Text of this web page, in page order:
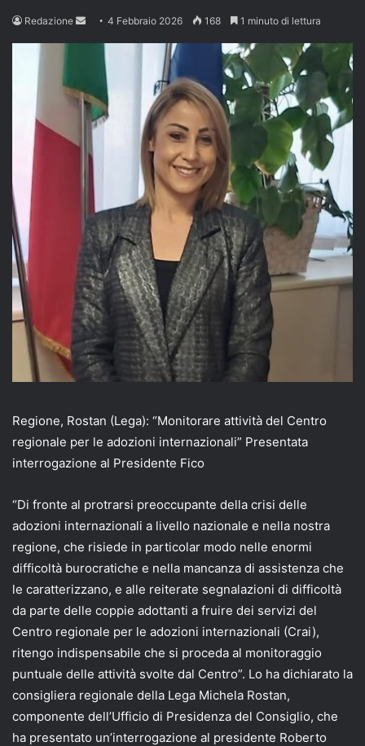
Redazione
Send
email
4 Febbraio 2026 168 1 minuto di lettura
Regione, Rostan (Lega): “Monitorare attività del Centro
regionale per le adozioni internazionali” Presentata
interrogazione al Presidente Fico
“Di fronte al protrarsi preoccupante della crisi delle
adozioni internazionali a livello nazionale e nella nostra
regione, che risiede in particolar modo nelle enormi
difficoltà burocratiche e nella mancanza di assistenza che
le caratterizzano, e alle reiterate segnalazioni di difficoltà
da parte delle coppie adottanti a fruire dei servizi del
Centro regionale per le adozioni internazionali (Crai),
ritengo indispensabile che si proceda al monitoraggio
puntuale delle attività svolte dal Centro”. Lo ha dichiarato la
consigliera regionale della Lega Michela Rostan,
componente dell’Ufficio di Presidenza del Consiglio, che
ha presentato un’interrogazione al presidente Roberto